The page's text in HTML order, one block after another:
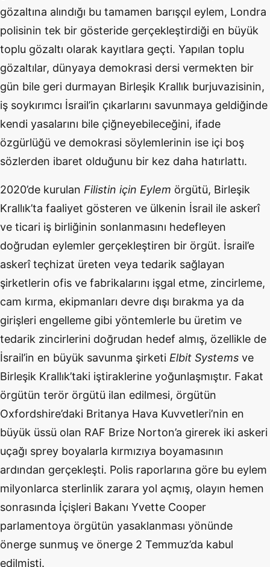
gözaltına alındığı bu tamamen barışçıl eylem, Londra
polisinin tek bir gösteride gerçekleştirdiği en büyük
toplu gözaltı olarak kayıtlara geçti. Yapılan toplu
gözaltılar, dünyaya demokrasi dersi vermekten bir
gün bile geri durmayan Birleşik Krallık burjuvazisinin,
iş soykırımcı İsrail’in çıkarlarını savunmaya geldiğinde
kendi yasalarını bile çiğneyebileceğini, ifade
özgürlüğü ve demokrasi söylemlerinin ise içi boş
sözlerden ibaret olduğunu bir kez daha hatırlattı.
2020’de kurulan Filistin için Eylem örgütü, Birleşik
Krallık’ta faaliyet gösteren ve ülkenin İsrail ile askerî
ve ticari iş birliğinin sonlanmasını hedefleyen
doğrudan eylemler gerçekleştiren bir örgüt. İsrail’e
askerî teçhizat üreten veya tedarik sağlayan
şirketlerin ofis ve fabrikalarını işgal etme, zincirleme,
cam kırma, ekipmanları devre dışı bırakma ya da
girişleri engelleme gibi yöntemlerle bu üretim ve
tedarik zincirlerini doğrudan hedef almış, özellikle de
İsrail’in en büyük savunma şirketi Elbit Systems ve
Birleşik Krallık’taki iştiraklerine yoğunlaşmıştır. Fakat
örgütün terör örgütü ilan edilmesi, örgütün
Oxfordshire’daki Britanya Hava Kuvvetleri’nin en
büyük üssü olan RAF Brize Norton’a girerek iki askeri
uçağı sprey boyalarla kırmızıya boyamasının
ardından gerçekleşti. Polis raporlarına göre bu eylem
milyonlarca sterlinlik zarara yol açmış, olayın hemen
sonrasında İçişleri Bakanı Yvette Cooper
parlamentoya örgütün yasaklanması yönünde
önerge sunmuş ve önerge 2 Temmuz’da kabul
edilmişti.